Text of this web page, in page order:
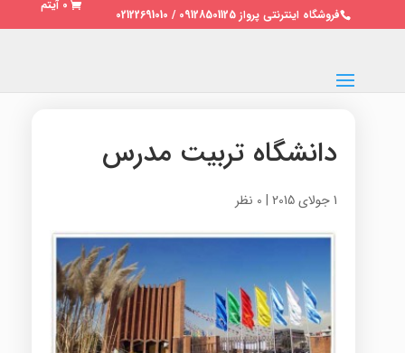
فروشگاه اینترنتی پرواز 09128501125 / 02122691010
0 آیتم
دانشگاه تربیت مدرس
1 جولای 2015 | 0 نظر